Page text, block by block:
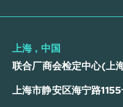
上海，中国
联合厂商会检定中心(上
上海市静安区海宁路